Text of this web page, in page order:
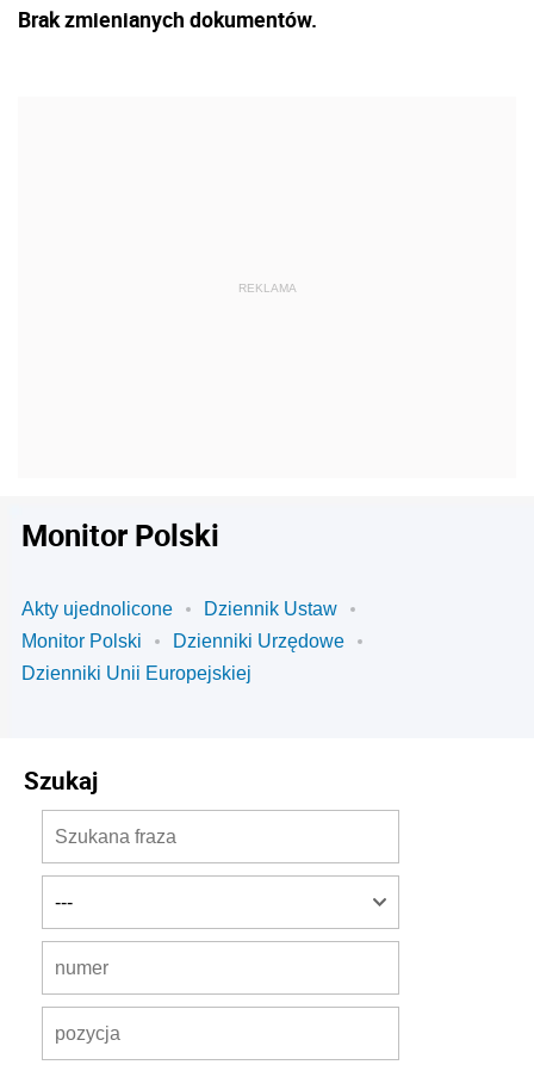
Brak zmienianych dokumentów.
Monitor Polski
Akty ujednolicone
Dziennik Ustaw
Monitor Polski
Dzienniki Urzędowe
Dzienniki Unii Europejskiej
Szukaj